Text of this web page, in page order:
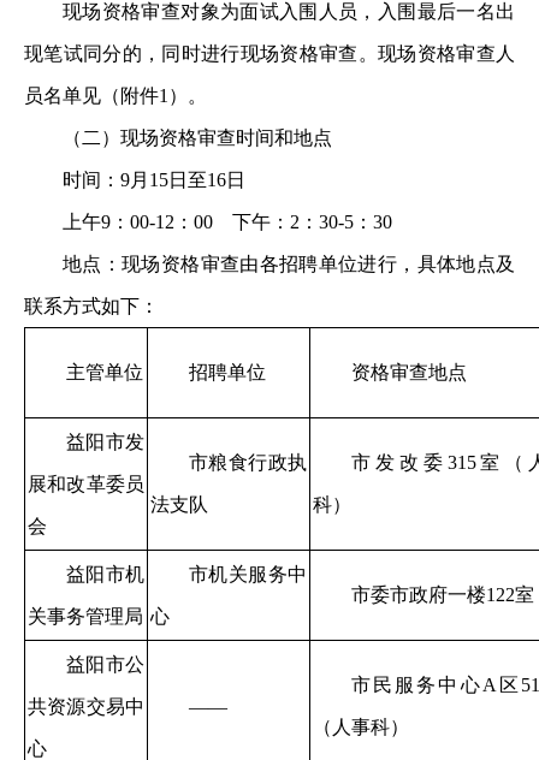
现场资格审查对象为面试入围人员，入围最后一名出
现笔试同分的，同时进行现场资格审查。现场资格审查人
员名单见（附件1）。
（二）现场资格审查时间和地点
时间：9月15日至16日
上午9：00-12：00 下午：2：30-5：30
地点：现场资格审查由各招聘单位进行，具体地点及
联系方式如下：
主管单位 招聘单位 资格审查地点
益阳市发
展和改革委员
会
市粮食行政执
法支队
市发改委315室（
科）
益阳市机
关事务管理局
市机关服务中
心
市委市政府一楼122室
益阳市公
共资源交易中
心
——
市民服务中心A区
（人事科）